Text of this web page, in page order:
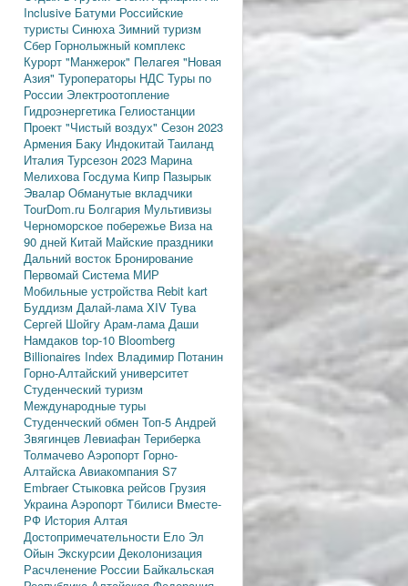
Inclusive Батуми Российские
туристы СинюхаЗимний туризм
Сбер Горнолыжный комплекс
Курорт "Манжерок" Пелагея "Новая
Азия" Туроператоры НДС Туры по
России Электроотопление
Гидроэнергетика Гелиостанции
Проект "Чистый воздух" Сезон 2023
Армения Баку Индокитай Таиланд
Италия Турсезон 2023 Марина
Мелихова Госдума Кипр Пазырык
Эвалар Обманутые вкладчики
TourDom.ru Болгария Мультивизы
Черноморское побережье Виза на
90 дней Китай Майские праздники
Дальний восток Бронирование
Первомай Система МИР
Мобильные устройства Rebit kart
Буддизм Далай-лама XIV Тува
Сергей Шойгу Арам-ламаДаши
Намдаков top-10 Bloomberg
Billionaires Index Владимир Потанин
Горно-Алтайский университет
Студенческий туризм
Международные туры
Студенческий обмен Топ-5 Андрей
Звягинцев Левиафан Териберка
Толмачево Аэропорт Горно-
АлтайскаАвиакомпания S7
EmbraerСтыковка рейсов Грузия
УкраинаАэропорт Тбилиси Вместе-
РФ История Алтая
Достопримечательности Ело Эл
Ойын Экскурсии Деколонизация
Расчленение России Байкальская